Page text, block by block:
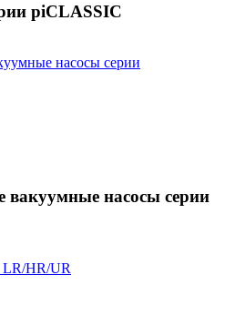
piCLASSIC
вакуумные насосы серии